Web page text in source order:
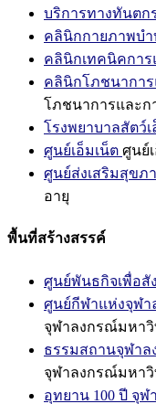
บริการทางทันตก
คลินิกกายภาพบ
คลินิกเทคนิคการ
คลินิกโภชนากา
โภชนาการและก
โรงพยาบาลสัตว์
ศูนย์เอ็มเน็ต ศูนย์
ศูนย์ส่งเสริมสุขภ
อายุ
พื้นที่สร้างสรรค์
ศูนย์พันธกิจเพื่อสั
ศูนย์กีฬาแห่งจุฬ
จุฬาลงกรณ์มหาวิ
ธรรมสถานจุฬา
จุฬาลงกรณ์มหาวิ
อุทยาน 100 ปี จุฬ